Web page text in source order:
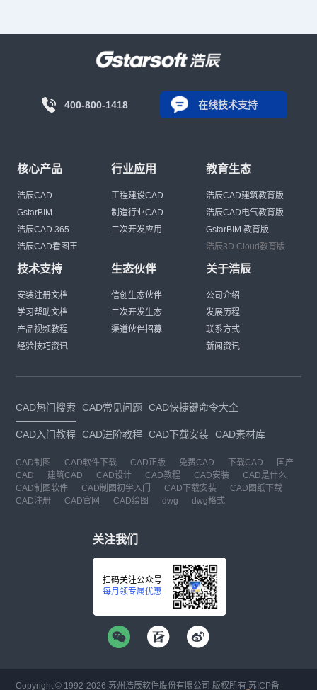
400-800-1418 在线技术支持
核心产品
浩辰CAD
GstarBIM
浩辰CAD 365
浩辰CAD看图王
行业应用
工程建设CAD
制造行业CAD
二次开发应用
教育生态
浩辰CAD建筑教育版
浩辰CAD电气教育版
GstarBIM 教育版
浩辰3D Cloud教育版
技术支持
安装注册文档
学习帮助文档
产品视频教程
经验技巧资讯
生态伙伴
信创生态伙伴
二次开发生态
渠道伙伴招募
关于浩辰
公司介绍
发展历程
联系方式
新闻资讯
CAD热门搜索 CAD常见问题 CAD快捷键命令大全
CAD入门教程 CAD进阶教程 CAD下载安装 CAD素材库
CAD制图 CAD软件下载 CAD正版 免费CAD 下载CAD
国产
CAD
建筑CAD CAD设计 CAD教程 CAD安装
CAD是什么
CAD制图软件
CAD制图初学入门 CAD下载安装
CAD图纸下载
CAD注册
CAD官网 CAD绘图 dwg dwg格式
关注我们
扫码关注公众号
每月领专属优惠
Copyright © 1992-2026 苏州浩辰软件股份有限公司 版权所有 苏ICP备